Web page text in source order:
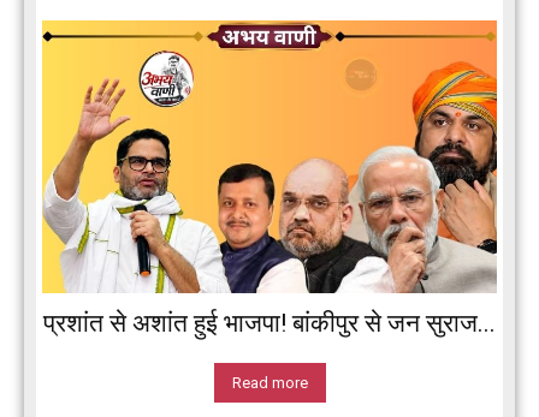
प्रशांत से अशांत हुई भाजपा! बांकीपुर से जन सुराज...
Read more